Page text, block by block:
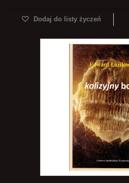
Dodaj do listy życzeń